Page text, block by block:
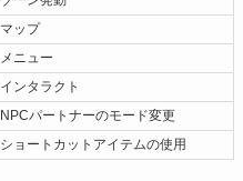
マップ
メニュー
インタラクト
NPCパートナーのモード変更
ショートカットアイテムの使用